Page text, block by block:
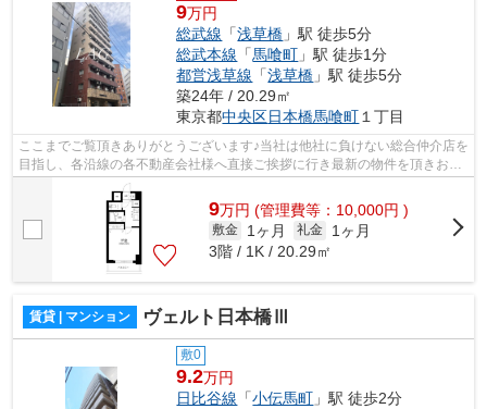
9万円
総武線 「浅草橋 」駅 徒歩5分
総武本線 「馬喰町 」駅 徒歩1分
都営浅草線 「浅草橋 」駅 徒歩5分
築24年 / 20.29㎡
東京都中央区日本橋馬喰町１丁目
ここまでご覧頂きありがとうございます♪当社は他社に負けない総合仲介店を
目指し、各沿線の各不動産会社様へ直接ご挨拶に行き最新の物件を頂きお客
様へ提供しております！最新の情報は...
9万円 (管理費等：10,000円 )
敷金 1ヶ月 礼金
1ヶ月
3階 / 1K / 20.29㎡
賃貸 | マンション ヴェルト日本橋Ⅲ
敷0
9.2万円
日比谷線 「小伝馬町 」駅 徒歩2分